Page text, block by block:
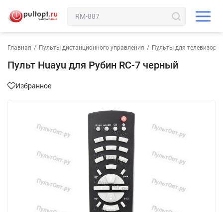
Главная / Пульты дистанционного управления / Пульты для телевизора
Пульт Huayu для Рубин RC-7 черный
Избранное